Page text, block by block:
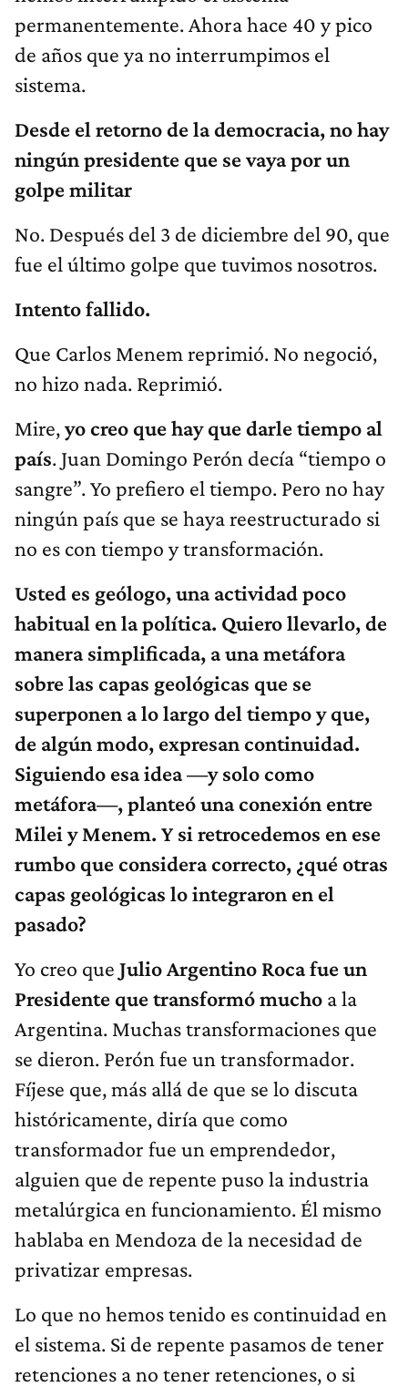
permanentemente. Ahora hace 40 y pico
de años que ya no interrumpimos el
sistema.
Desde el retorno de la democracia, no hay
ningún presidente que se vaya por un
golpe militar
No. Después del 3 de diciembre del 90, que
fue el último golpe que tuvimos nosotros.
Intento fallido.
Que Carlos Menem reprimió. No negoció,
no hizo nada. Reprimió.
Mire,yo creo que hay que darle tiempo al
país. Juan Domingo Perón decía “tiempo o
sangre”. Yo prefiero el tiempo. Pero no hay
ningún país que se haya reestructurado si
no es con tiempo y transformación.
Usted es geólogo, una actividad poco
habitual en la política. Quiero llevarlo, de
manera simplificada, a una metáfora
sobre las capas geológicas que se
superponen a lo largo del tiempo y que,
de algún modo, expresan continuidad.
Siguiendo esa idea —y solo como
metáfora—, planteó una conexión entre
Milei y Menem. Y si retrocedemos en ese
rumbo que considera correcto, ¿qué otras
capas geológicas lo integraron en el
pasado?
Yo creo que Julio Argentino Roca fue un
Presidente que transformó mucho a la
Argentina. Muchas transformaciones que
se dieron. Perón fue un transformador.
Fíjese que, más allá de que se lo discuta
históricamente, diría que como
transformador fue un emprendedor,
alguien que de repente puso la industria
metalúrgica en funcionamiento. Él mismo
hablaba en Mendoza de la necesidad de
privatizar empresas.
Lo que no hemos tenido es continuidad en
el sistema. Si de repente pasamos de tener
retenciones a no tener retenciones, o si